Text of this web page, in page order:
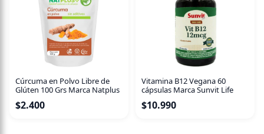
Cúrcuma en Polvo Libre de
Glúten 100 Grs Marca Natplus
$2.400
Vitamina B12 Vegana 60
cápsulas Marca Sunvit Life
$10.990